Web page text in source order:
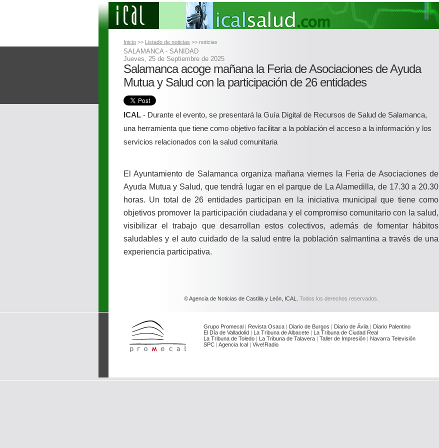
Inicio >> Listado de noticias >> noticias
SALAMANCA - SANIDAD
Jueves, 25 de Septiembre de 2025
Salamanca acoge mañana la Feria de Asociaciones de Ayuda
Mutua y Salud con la participación de 26 entidades
ICAL - Durante el evento, se presentará la Guía Digital de Recursos de Salud de Salamanca,
una herramienta que tiene como objetivo facilitar a la población el acceso a la información y los
servicios relacionados con la salud comunitaria
El Ayuntamiento de Salamanca organiza mañana viernes la Feria de Asociaciones de
Ayuda Mutua y Salud, que tendrá lugar en el parque de La Alamedilla, de 17.30 a 20.30
horas. Un total de 26 entidades participan en la iniciativa municipal que tiene como
objetivos promover la participación ciudadana y el compromiso comunitario con la salud,
visibilizar el trabajo que desarrollan estos colectivos, además de fomentar hábitos
saludables y el auto cuidado de la salud entre la población salmantina a través de una
experiencia participativa.
© Agencia de Noticias de Castilla y León, ICAL. Todos los derechos reservados.
Grupo Promecal | Revista Osaca | Diario de Burgos | Diario de Ávila | Diario Palentino
El Día de Valladolid | La Tribuna de Albacete | La Tribuna de Ciudad Real
La Tribuna de Toledo | La Tribuna de Talavera | Taller de Impresión | Navarra Televisión
SPC | Agencia Ical | Vive!Radio